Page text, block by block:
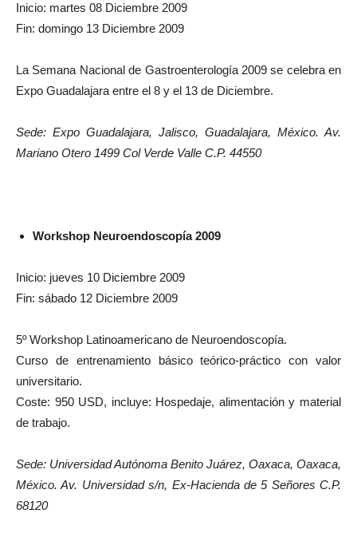
Inicio: martes 08 Diciembre 2009
Fin: domingo 13 Diciembre 2009
La Semana Nacional de Gastroenterología 2009 se celebra en
Expo Guadalajara entre el 8 y el 13 de Diciembre.
Sede: Expo Guadalajara, Jalisco, Guadalajara, México. Av.
Mariano Otero 1499 Col Verde Valle C.P. 44550
Workshop Neuroendoscopía 2009
Inicio: jueves 10 Diciembre 2009
Fin: sábado 12 Diciembre 2009
5º Workshop Latinoamericano de Neuroendoscopía.
Curso de entrenamiento básico teórico-práctico con valor
universitario.
Coste: 950 USD, incluye: Hospedaje, alimentación y material
de trabajo.
Sede: Universidad Autónoma Benito Juárez, Oaxaca, Oaxaca,
México. Av. Universidad s/n, Ex-Hacienda de 5 Señores C.P.
68120